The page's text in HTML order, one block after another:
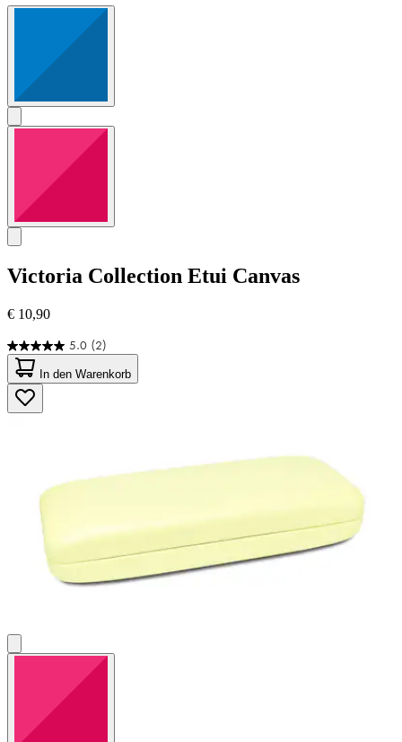
Victoria Collection Etui Canvas
€ 10,90
5.0 (2)
5.0
von
5
Sternen.
2
In den Warenkorb